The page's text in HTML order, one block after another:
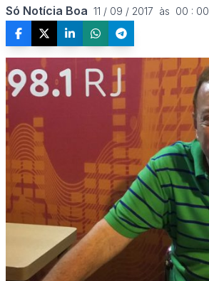
Só Notícia Boa 11 / 09 / 2017  às  00 : 00